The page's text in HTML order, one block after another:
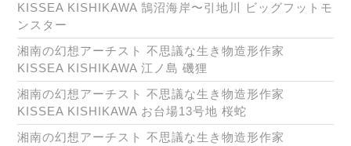
KISSEA KISHIKAWA 鵠沼海岸〜引地川 ビッグフットモ
ンスター
湘南の幻想アーチスト 不思議な生き物造形作家
KISSEA KISHIKAWA 江ノ島 磯狸
湘南の幻想アーチスト 不思議な生き物造形作家
KISSEA KISHIKAWA お台場13号地 桜蛇
湘南の幻想アーチスト 不思議な生き物造形作家